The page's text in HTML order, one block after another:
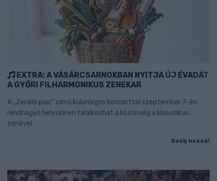
EXTRA: A VÁSÁRCSARNOKBAN NYITJA ÚJ ÉVADÁT
A GYŐRI FILHARMONIKUS ZENEKAR
A „Zenélő piac” című különleges koncerttel szeptember 7-én
rendhagyó helyszínen találkozhat a közönség a klasszikus
zenével.
Szólj hozzá!